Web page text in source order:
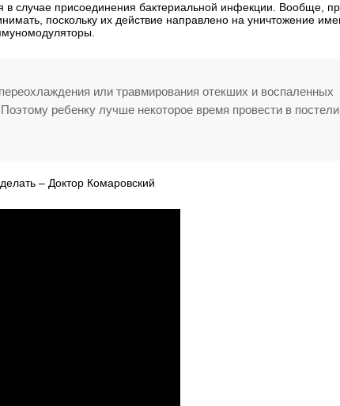
в случае присоединения бактериальной инфекции. Вообще,
поскольку их действие направлено на уничтожение
или травмирования отекших и воспаленных
ребенку лучше некоторое время провести в
– Доктор Комаровский